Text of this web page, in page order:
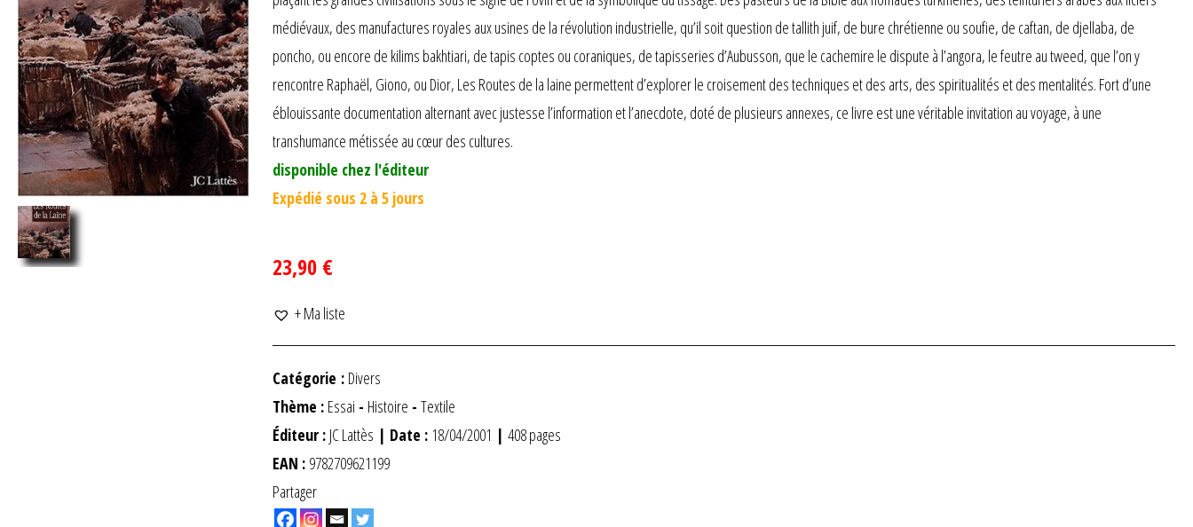
client
médiévaux, des manufactures royales aux usines de la révolution industrielle, qu’il soit question de tallith juif, de bure chrétienne ou soufie, de caftan, de djellaba, de
poncho, ou encore de kilims bakhtiari, de tapis coptes ou coraniques, de tapisseries d’Aubusson, que le cachemire le dispute à l’angora, le feutre au tweed, que l’on y
rencontre Raphaël, Giono, ou Dior, Les Routes de la laine permettent d’explorer le croisement des techniques et des arts, des spiritualités et des mentalités. Fort d’une
éblouissante documentation alternant avec justesse l’information et l’anecdote, doté de plusieurs annexes, ce livre est une véritable invitation au voyage, à une
transhumance métissée au cœur des cultures.
disponible chez l'éditeur
Expédié sous 2 à 5 jours
23,90 €
+ Ma liste
Catégorie : Divers
Thème : Essai - Histoire - Textile
Éditeur : JC Lattès | Date : 18/04/2001 | 408 pages
EAN : 9782709621199
Partager